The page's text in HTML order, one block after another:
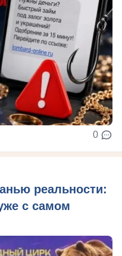
0
реальности:
с самом